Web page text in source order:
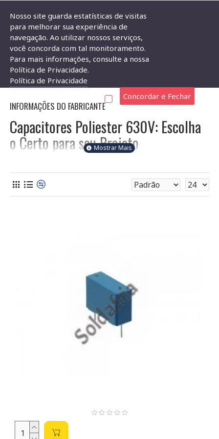
Componentes Eletrônicos Capacitor
CAPACITOR POLIESTER 630V
INFORMAÇÕES DO FABRICANTE
Capacitores Poliester 630V: Escolha
o Certo para seu Projeto
capacitores poliester com tensão nominal de 630V, ideais
para aplicações que exigem alta resistência dielétrica. Este
guia ajudará você a selecionar o componente adequado para
de armazenar carga elétrica. A escolha correta depende
diretamente do projeto. Valores comuns em nossa
seleção variam de 1nF a 2,2µF.
Indica a variação aceitável do valor
real da capacitância em relação ao valor nominal.
Tolerâncias típicas são ±5%, ±10% e outras. Para
aplicações críticas, considere tolerâncias menores.
Tensão Nominal (630V):
especificação para garantir a compatibilidade com seu
projeto.
Nosso site guarda estatísticas de visitas
para melhorar sua experiência de
navegação. Ao utilizar nossos serviços,
você concorda com tal monitoramento.
Para mais informações, consulte a nossa
Política de Privacidade.
Política de Privacidade
Concordar e Fechar